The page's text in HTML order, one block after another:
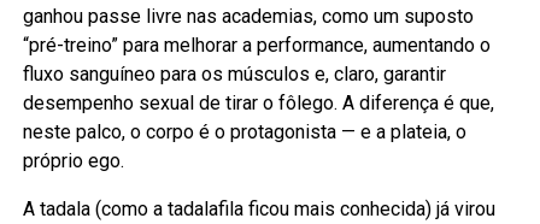
ganhou passe livre nas academias, como um suposto
“pré-treino” para melhorar a performance, aumentando o
fluxo sanguíneo para os músculos e, claro, garantir
desempenho sexual de tirar o fôlego. A diferença é que,
neste palco, o corpo é o protagonista — e a plateia, o
próprio ego.
A tadala (como a tadalafila ficou mais conhecida) já virou